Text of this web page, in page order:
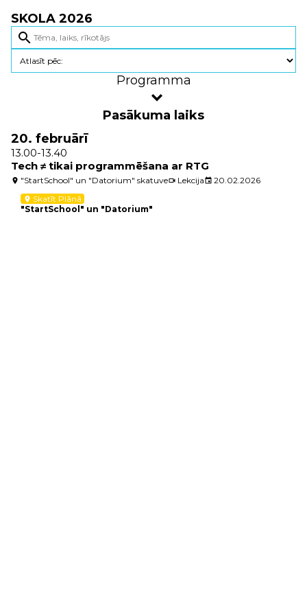
SKOLA 2026
search
Programma
Pasākuma laiks
20. februārī
13.00-13.40
Tech ≠ tikai programmēšana ar RTG
location_on "StartSchool" un "Datorium" skatuvevideocam Lekcijaevent 20.02.2026
location_on Skatīt Plānā
"StartSchool" un "Datorium"